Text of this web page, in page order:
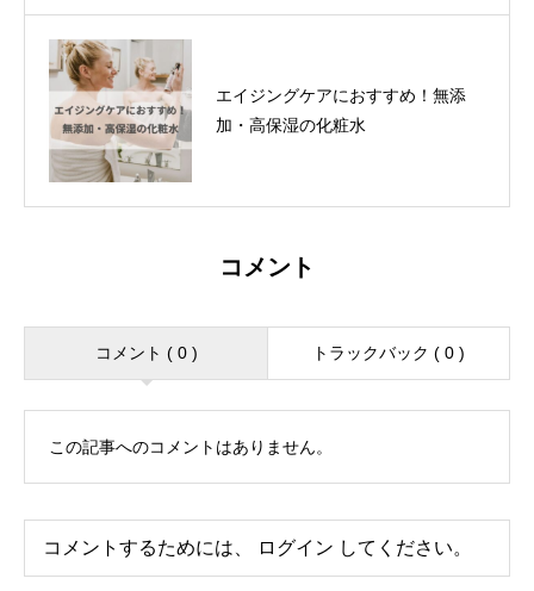
エイジングケアにおすすめ！無添
加・高保湿の化粧水
コメント
コメント ( 0 ) トラックバック ( 0 )
この記事へのコメントはありません。
コメントするためには、 ログイン してください。